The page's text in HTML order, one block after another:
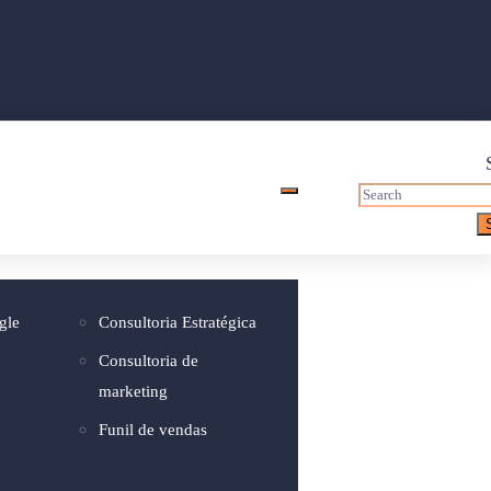
Consultoria Estratégica
Consultoria de
marketing
Funil de vendas
ideal